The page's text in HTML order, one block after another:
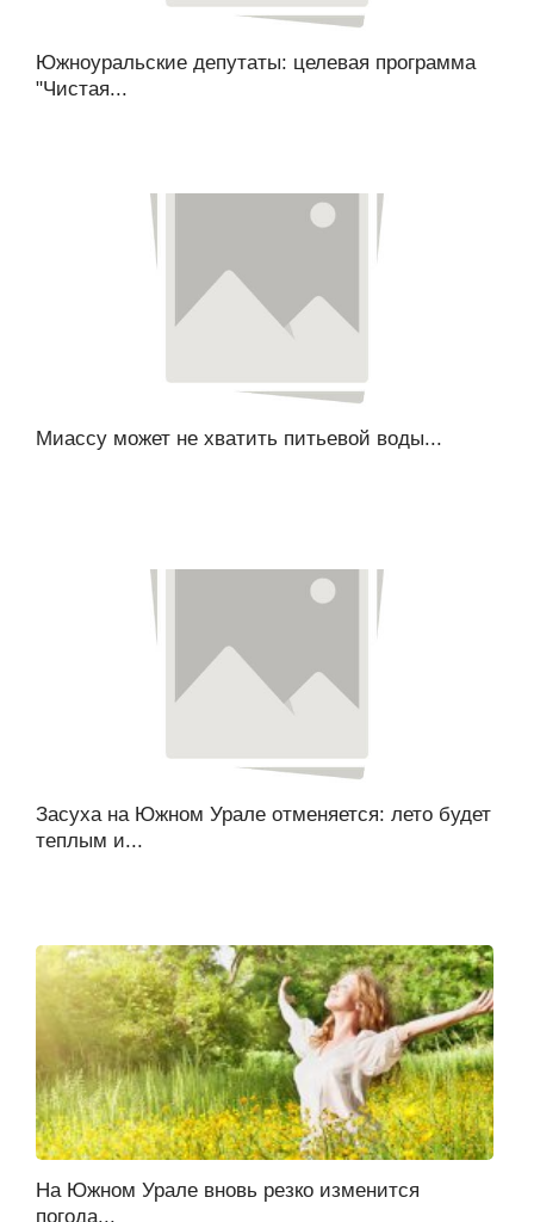
Южноуральские депутаты: целевая программа
"Чистая...
Миассу может не хватить питьевой воды...
Засуха на Южном Урале отменяется: лето будет
теплым и...
На Южном Урале вновь резко изменится
погода...